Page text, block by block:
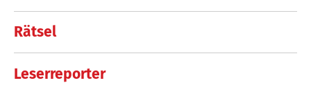
Rätsel
Leserreporter